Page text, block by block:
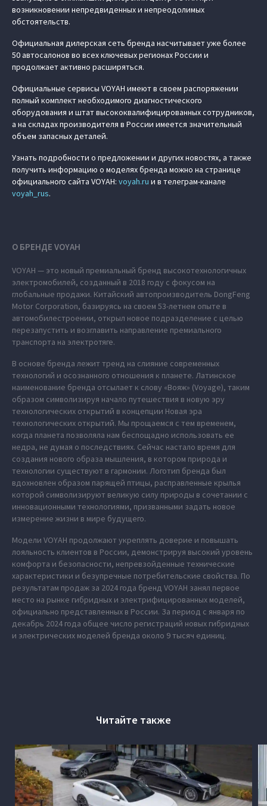
возникновении непредвиденных и непреодолимых
обстоятельств.
Официальная дилерская сеть бренда насчитывает уже более
50 автосалонов во всех ключевых регионах России и
продолжает активно расширяться.
Официальные сервисы VOYAH имеют в своем распоряжении
полный комплект необходимого диагностического
оборудования и штат высококвалифицированных сотрудников,
а на складах производителя в России имеется значительный
объем запасных деталей.
Узнать подробности о предложении и других новостях, а также
получить информацию о моделях бренда можно на странице
официального сайта VOYAH: voyah.ru и в телеграм-канале
voyah_rus.
О БРЕНДЕ VOYAH
VOYAH — это новый премиальный бренд высокотехнологичных
электромобилей, созданный в 2018 году с фокусом на
глобальные продажи. Китайский автопроизводитель DongFeng
Motor Corporation, базируясь на своем 53-летнем опыте в
автомобилестроении, открыл новое подразделение с целью
перезапустить и возглавить направление премиального
транспорта на электротяге.
В основе бренда лежит тренд на слияние современных
технологий и осознанного отношения к планете. Латинское
наименование бренда отсылает к слову «Вояж» (Voyage), таким
образом символизируя начало путешествия в новую эру
технологических открытий в концепции Новая эра
технологических открытий. Мы прощаемся с тем временем,
когда планета позволяла нам беспощадно использовать ее
недра, не думая о последствиях. Сейчас настало время для
создания нового образа мышления, в котором природа и
технологии существуют в гармонии. Логотип бренда был
вдохновлен образом парящей птицы, расправленные крылья
которой символизируют великую силу природы в сочетании с
инновационными технологиями, призванными задать новое
измерение жизни в мире будущего.
Модели VOYAH продолжают укреплять доверие и повышать
лояльность клиентов в России, демонстрируя высокий уровень
комфорта и безопасности, непревзойденные технические
характеристики и безупречные потребительские свойства. По
результатам продаж за 2024 года бренд VOYAH занял первое
место на рынке гибридных и электрифицированных моделей,
официально представленных в России. За период с января по
декабрь 2024 года общее число регистраций новых гибридных
и электрических моделей бренда около 9 тысяч единиц.
Читайте также